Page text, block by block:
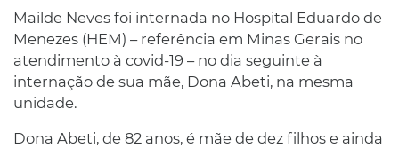
Mailde Neves foi internada no Hospital Eduardo de
Menezes (HEM) – referência em Minas Gerais no
atendimento à covid-19 – no dia seguinte à
internação de sua mãe, Dona Abeti, na mesma
unidade.
Dona Abeti, de 82 anos, é mãe de dez filhos e ainda